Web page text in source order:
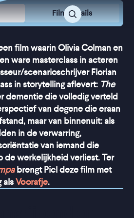
Film Details
film waarin Olivia Colman en
ware masterclass in acteren
scenarioschrijver Florian
in storytelling aflevert: The
dementie die volledig verteld
van degene die eraan
maar van binnenuit: als
in de verwarring,
van iemand die
de werkelijkheid verliest. Ter
brengt Picl deze film met
alsVoorafje.